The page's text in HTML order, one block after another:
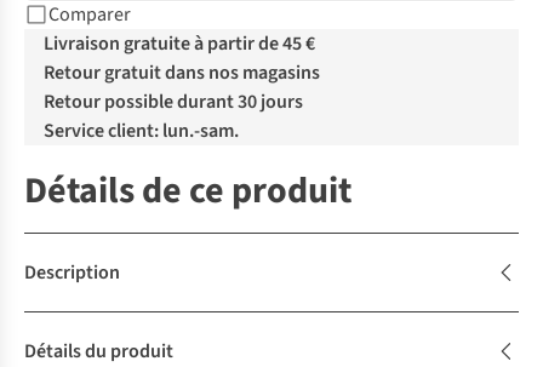
Comparer
Livraison gratuite à partir de 45 €
Retour gratuit dans nos magasins
Retour possible durant 30 jours
Service client: lun.-sam.
Détails de ce produit
Description
Détails du produit